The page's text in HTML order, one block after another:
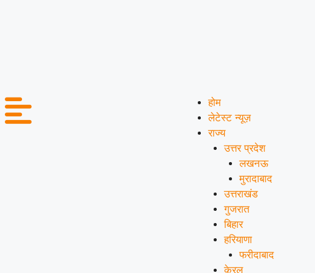
होम
लेटेस्ट न्यूज़
राज्य
उत्तर प्रदेश
लखनऊ
मुरादाबाद
उत्तराखंड
गुजरात
बिहार
हरियाणा
फरीदाबाद
केरल